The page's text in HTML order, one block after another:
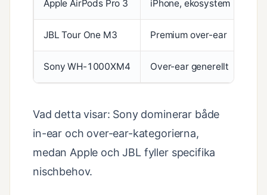
Apple AirPods Pro 3 iPhone, ekosystem
JBL Tour One M3 Premium over-ear
Sony WH-1000XM4 Over-ear generellt
Vad detta visar: Sony dominerar både
in-ear och over-ear-kategorierna,
medan Apple och JBL fyller specifika
nischbehov.